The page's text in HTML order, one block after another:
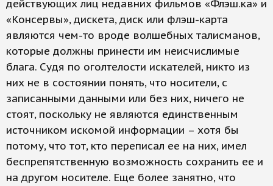
действующих лиц недавних фильмов «Флэш.ка» и
«Консервы», дискета, диск или флэш-карта
являются чем-то вроде волшебных талисманов,
которые должны принести им неисчислимые
блага. Судя по оголтелости искателей, никто из
них не в состоянии понять, что носители, с
записанными данными или без них, ничего не
стоят, поскольку не являются единственным
источником искомой информации – хотя бы
потому, что тот, кто переписал ее на них, имел
беспрепятственную возможность сохранить ее и
на другом носителе. Еще более занятно, что